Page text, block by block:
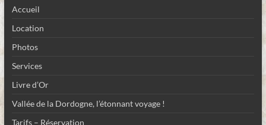
Accueil
Location
Photos
Services
Livre d’Or
Vallée de la Dordogne, l’étonnant voyage !
Tarifs – Réservation